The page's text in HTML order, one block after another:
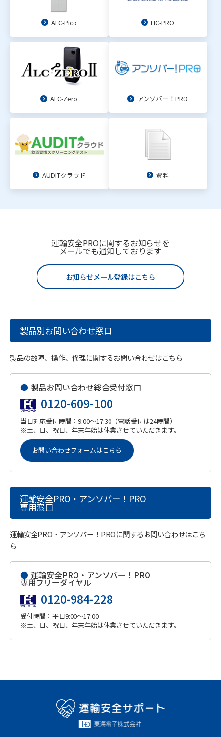
ALC-Pico HC-PRO
ALC-Zero アンソバー！PRO
AUDITクラウド 資料
運輸安全PROに関するお知らせを
メールでも通知しております
お知らせメール登録はこちら
製品別お問い合わせ窓口
製品の故障、操作、修理に関するお問い合わせはこちら
● 製品お問い合わせ総合受付窓口
0120-609-100
当日対応受付時間：9:00～17:30（電話受付は24時間）
※土、日、祝日、年末年始は休業させていただきます。
お問い合わせフォームはこちら
運輸安全PRO・アンソバー！PRO
専用窓口
運輸安全PRO・アンソバー！PROに関するお問い合わせはこち
ら
● 運輸安全PRO・アンソバー！PRO
専用フリーダイヤル
0120-984-228
受付時間：平日9:00～17:00
※土、日、祝日、年末年始は休業させていただきます。